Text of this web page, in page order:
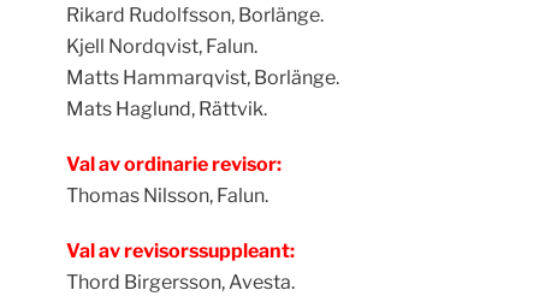
Rikard Rudolfsson, Borlänge.
Kjell Nordqvist, Falun.
Matts Hammarqvist, Borlänge.
Mats Haglund, Rättvik.
Val av ordinarie revisor:
Thomas Nilsson, Falun.
Val av revisorssuppleant:
Thord Birgersson, Avesta.